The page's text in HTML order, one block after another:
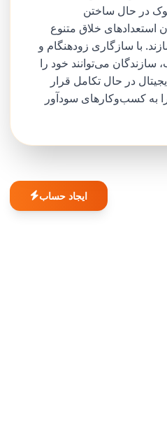
در حال ساختن
خلاق متنوع
با سازگاری زودهنگام و
سازندگان می‌توانند خود را
در حال تکامل قرار
به کسب‌وکارهای سودآور
ایجاد حساب